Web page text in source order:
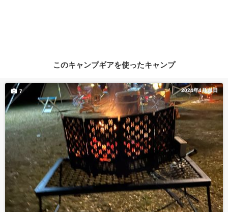
このキャンプギアを使ったキャンプ
2024年4月14日
7